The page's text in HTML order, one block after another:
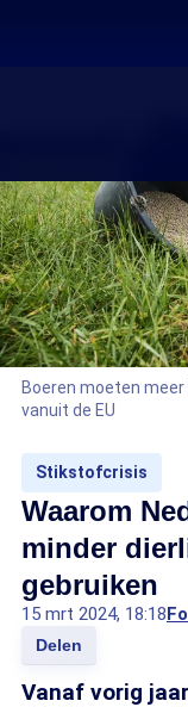
Boeren moeten
vanuit de EU
Stikstofcrisis
Waarom
minder
gebruiken
15 mrt 2024, 18:18
Delen
Vanaf vorig